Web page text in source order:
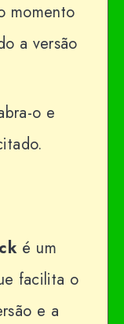
momento
a versão
o e
é um
facilita o
e a